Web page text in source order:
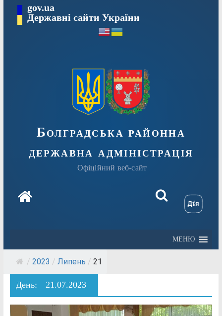
Перейтиgov.ua
Державні сайти України
Болградська районна
державна адміністрація
Офіційний веб-сайт
МЕНЮ
/ 2023 / Липень / 21
День: 21.07.2023